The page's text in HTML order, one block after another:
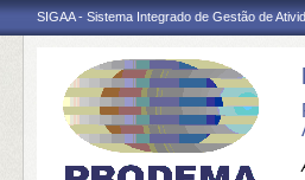
SIGAA - Sistema Integrado de Gestão de